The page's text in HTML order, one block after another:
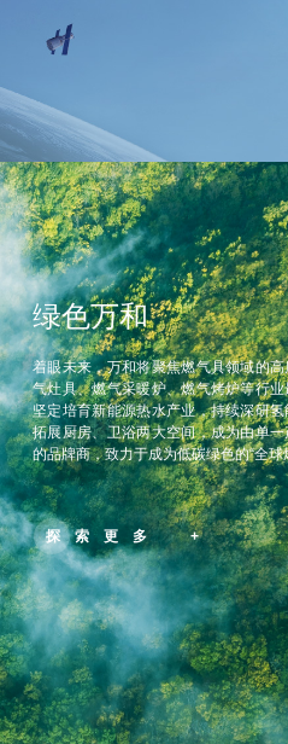
绿色万和
着眼未来，万和将聚焦燃气具领域的
气灶具、燃气采暖炉、燃气烤炉等行
坚定培育新能源热水产业，持续深研
拓展厨房、卫浴两大空间，成为由单
的品牌商，致力于成为低碳绿色的“全球
探索更多 +